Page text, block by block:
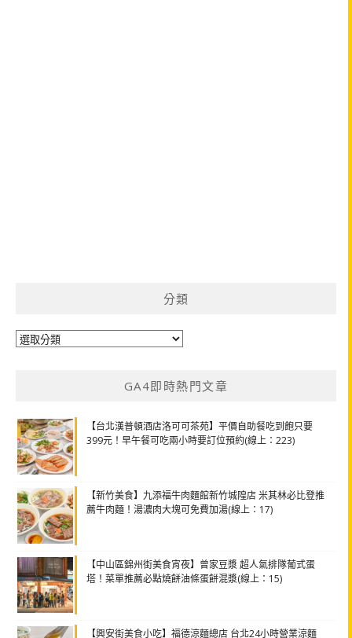
分類
分
GA4即時熱門文章
【台北漢普頓酒店洛可可茶苑】平價自助餐吃到飽只要
399元！早午餐可吃兩小時要訂位預約(線上：223)
【新竹美食】九添福牛肉麵館新竹城隍店 米其林必比登推
薦牛肉麵！湯濃肉大塊可免費加湯(線上：17)
【中山區錦州街美食宵夜】曾家豆漿 超人氣排隊葡式蛋
塔！菜單推薦必點燒餅油條蛋餅混漿(線上：15)
【興安街美食小吃】福德涼麵總店 台北24小時營業涼麵